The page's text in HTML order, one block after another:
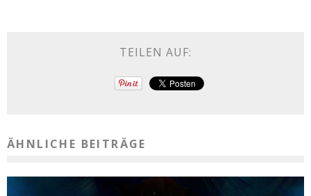
TEILEN AUF:
ÄHNLICHE BEITRÄGE